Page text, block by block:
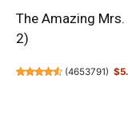
The Amazing
2)
(4653791)